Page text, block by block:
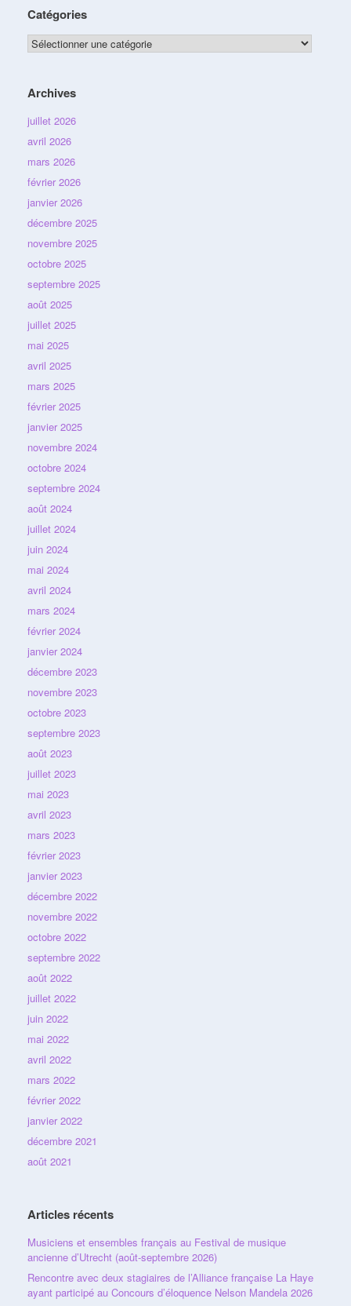
Catégories
Catégories
Archives
juillet 2026
avril 2026
mars 2026
février 2026
janvier 2026
décembre 2025
novembre 2025
octobre 2025
septembre 2025
août 2025
juillet 2025
mai 2025
avril 2025
mars 2025
février 2025
janvier 2025
novembre 2024
octobre 2024
septembre 2024
août 2024
juillet 2024
juin 2024
mai 2024
avril 2024
mars 2024
février 2024
janvier 2024
décembre 2023
novembre 2023
octobre 2023
septembre 2023
août 2023
juillet 2023
mai 2023
avril 2023
mars 2023
février 2023
janvier 2023
décembre 2022
novembre 2022
octobre 2022
septembre 2022
août 2022
juillet 2022
juin 2022
mai 2022
avril 2022
mars 2022
février 2022
janvier 2022
décembre 2021
août 2021
Articles récents
Musiciens et ensembles français au Festival de musique
ancienne d’Utrecht (août-septembre 2026)
Rencontre avec deux stagiaires de l’Alliance française La Haye
ayant participé au Concours d’éloquence Nelson Mandela 2026